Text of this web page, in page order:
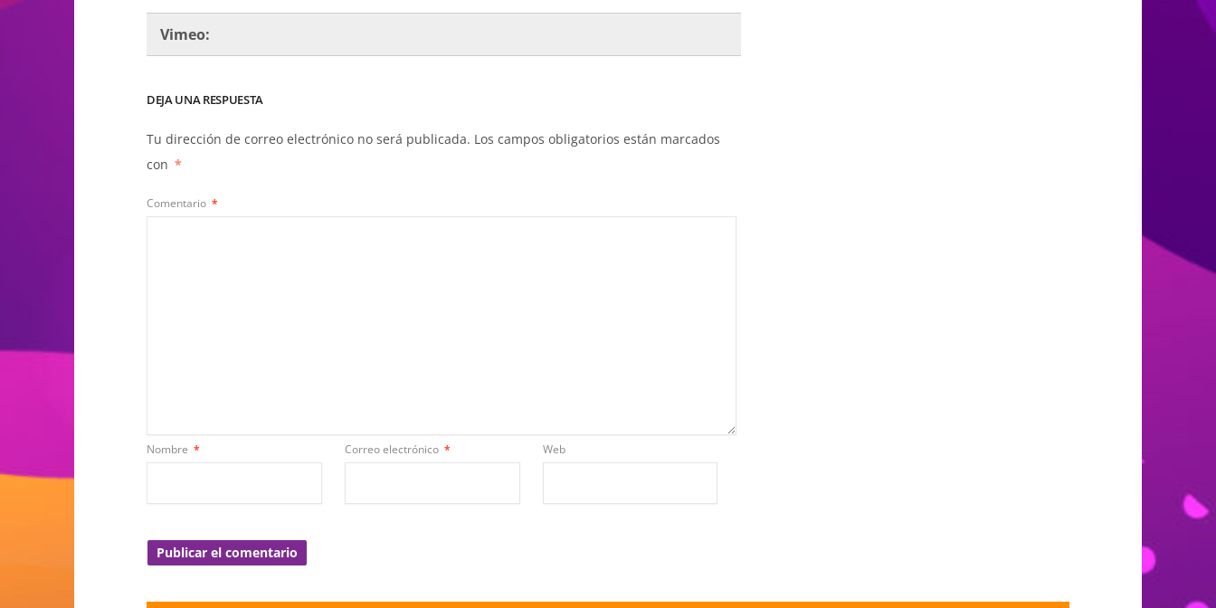
Vimeo:
DEJA UNA RESPUESTA
Tu dirección de correo electrónico no será publicada. Los campos obligatorios están marcados
con *
Comentario *
Nombre * Correo electrónico * Web